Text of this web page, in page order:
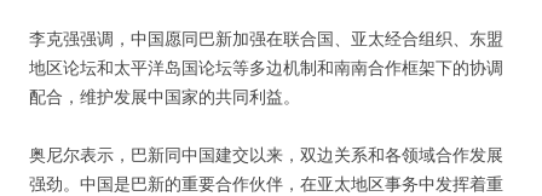
李克强强调，中国愿同巴新加强在联合国、亚太经合组织、东盟
地区论坛和太平洋岛国论坛等多边机制和南南合作框架下的协调
配合，维护发展中国家的共同利益。
奥尼尔表示，巴新同中国建交以来，双边关系和各领域合作发展
强劲。中国是巴新的重要合作伙伴，在亚太地区事务中发挥着重